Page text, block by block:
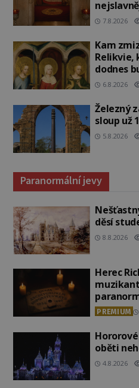
7.8.2026
Kam
Relikvie,
dodnes
6.8.2026
Železný
sloup už
5.8.2026
Paranormální jevy
děsí
8.8.2026
Herec
PREMIUM
oběti
4.8.2026